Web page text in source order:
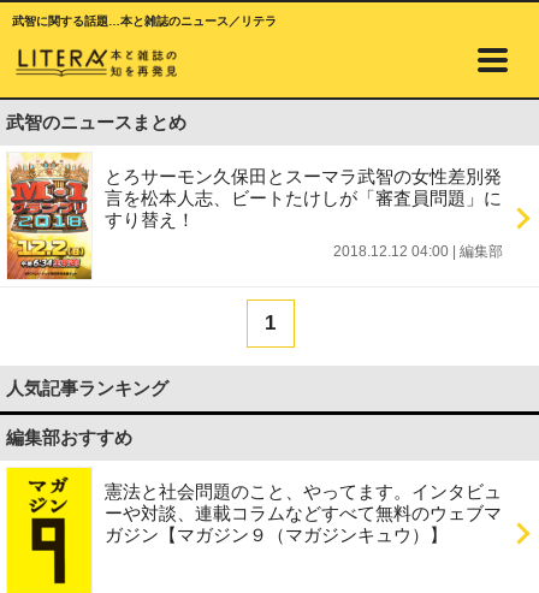
武智に関する話題…本と雑誌のニュース／リテラ
武智のニュースまとめ
とろサーモン久保田とスーマラ武智の女性差別発
言を松本人志、ビートたけしが「審査員問題」に
すり替え！
2018.12.12 04:00 編集部
1
人気記事ランキング
編集部おすすめ
憲法と社会問題のこと、やってます。インタビュ
ーや対談、連載コラムなどすべて無料のウェブマ
ガジン【マガジン９（マガジンキュウ）】